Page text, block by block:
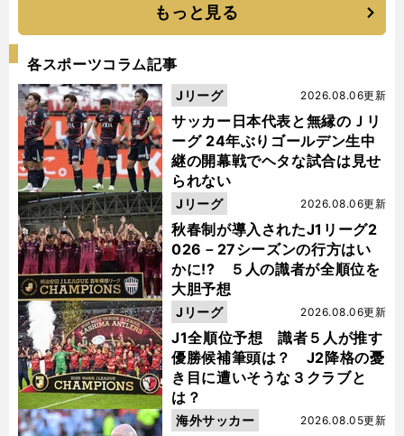
もっと見る
各スポーツコラム記事
サッカー日本代表と無縁のＪリ
ーグ 24年ぶりゴールデン生中
継の開幕戦でヘタな試合は見せ
られない
2026.08.06更新
Jリーグ
秋春制が導入されたJ1リーグ2
026－27シーズンの行方はい
かに!? ５人の識者が全順位を
大胆予想
2026.08.06更新
Jリーグ
J1全順位予想 識者５人が推す
優勝候補筆頭は？ J2降格の憂
き目に遭いそうな３クラブと
は？
2026.08.06更新
Jリーグ
2026.08.05更新
海外サッカー